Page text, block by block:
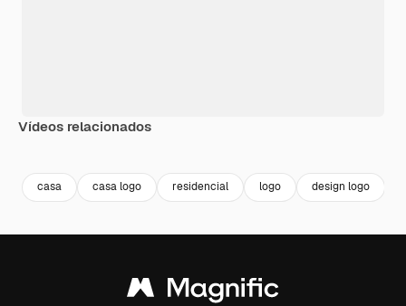
Vídeos relacionados
casa casa logo residencial logo design logo